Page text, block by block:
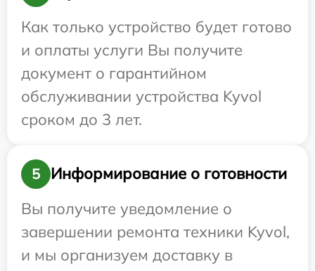
Как только устройство будет готово
и оплаты услуги Вы получите
документ о гарантийном
обслуживании устройства Kyvol
сроком до 3 лет.
5
Информирование о готовности
Вы получите уведомление о
завершении ремонта техники Kyvol,
и мы организуем доставку в